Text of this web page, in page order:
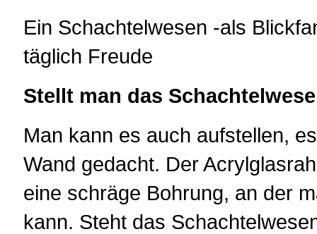
Ein Schachtelwesen -als
täglich Freude
Stellt man das
Man kann es auch aufstellen,
Wand gedacht. Der
eine schräge Bohrung, an der
kann. Steht das